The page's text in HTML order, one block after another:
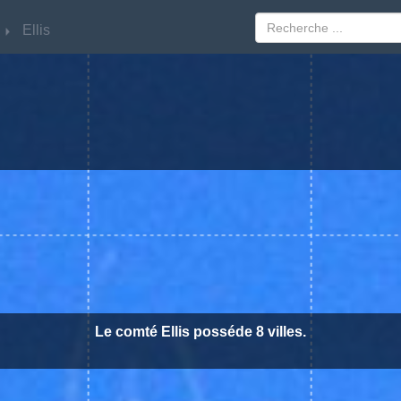
Ellis
Le comté Ellis posséde 8 villes.
Ellis